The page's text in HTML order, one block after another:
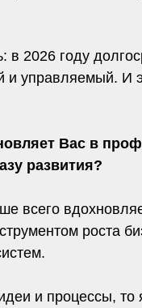
в 2026 году
управляемый. И
Вас в
развития?
всего
роста
и процессы,